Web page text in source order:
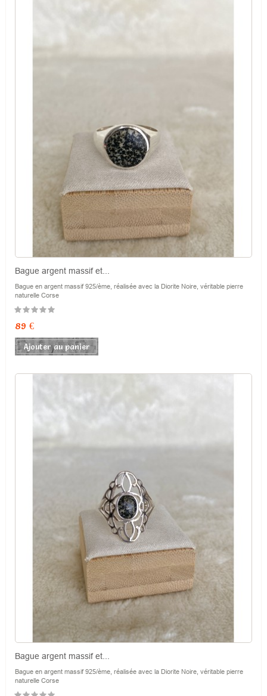
Bague argent massif et...
Bague en argent massif 925/ème, réalisée avec la Diorite Noire, véritable pierre
naturelle Corse
Prix
89 €
Ajouter au panier
Bague argent massif et...
Bague en argent massif 925/ème, réalisée avec la Diorite Noire, véritable pierre
naturelle Corse